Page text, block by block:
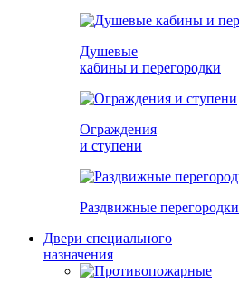
Душевые
кабины и перегородки
Ограждения
и ступени
Раздвижные перегородки
Двери специального
назначения